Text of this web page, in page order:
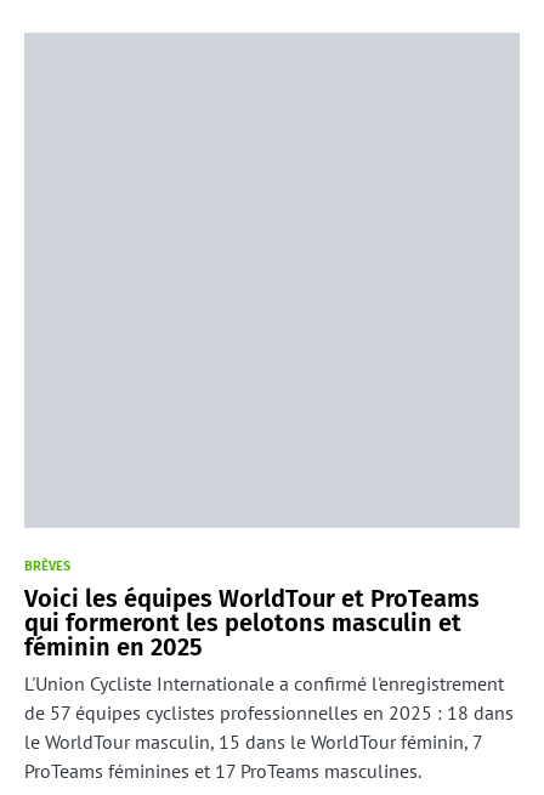
BRÈVES
Voici les équipes WorldTour et ProTeams
qui formeront les pelotons masculin et
féminin en 2025
L'Union Cycliste Internationale a confirmé l'enregistrement
de 57 équipes cyclistes professionnelles en 2025 : 18 dans
le WorldTour masculin, 15 dans le WorldTour féminin, 7
ProTeams féminines et 17 ProTeams masculines.